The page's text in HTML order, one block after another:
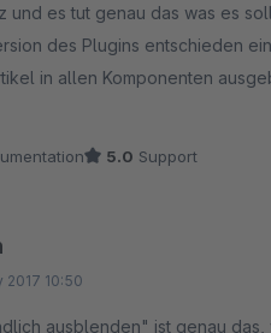
und es tut genau das was es
des Plugins entschieden
in allen Komponenten
5.0 Support
2017 10:50